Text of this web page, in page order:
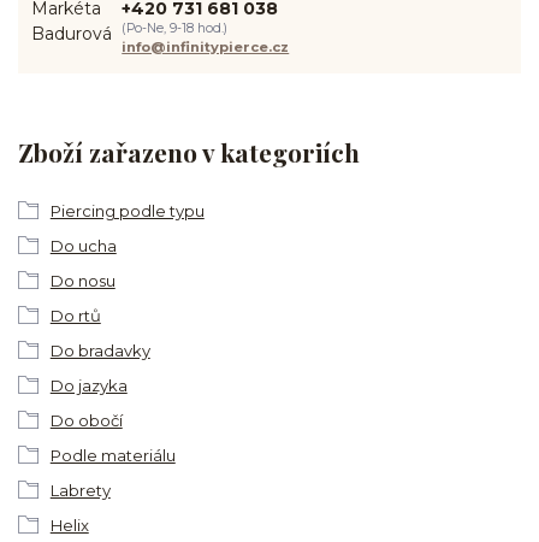
Zboží zařazeno v kategoriích
Piercing podle typu
Do ucha
Do nosu
Do rtů
Do bradavky
Do jazyka
Do obočí
Podle materiálu
Labrety
Helix
+420 731 681 038
(Po-Ne, 9-18 hod.)
info@infinitypierce.cz